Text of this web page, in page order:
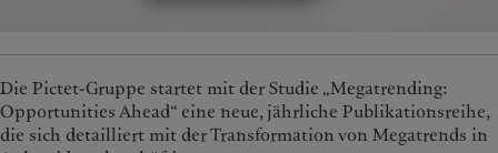
Die Pictet-Gruppe startet mit der Studie „Megatrending:
Opportunities Ahead“ eine neue, jährliche Publikationsreihe,
die sich detailliert mit der Transformation von Megatrends in